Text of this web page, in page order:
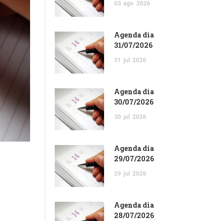
03 ago 2026
Agenda dia
31/07/2026
31 jul 2026
Agenda dia
30/07/2026
30 jul 2026
Agenda dia
29/07/2026
29 jul 2026
Agenda dia
28/07/2026